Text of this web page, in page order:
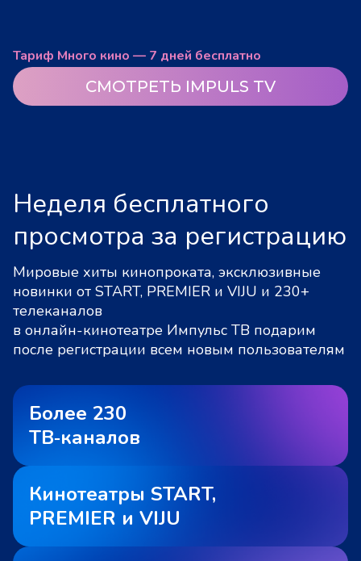
Тариф Много кино — 7 дней бесплатно
СМОТРЕТЬ IMPULS TV
Неделя бесплатного
просмотра за регистрацию
Мировые хиты кинопроката, эксклюзивные
новинки от START, PREMIER и VIJU и 230+
телеканалов
в онлайн-кинотеатре Импульс ТВ подарим
после регистрации всем новым пользователям
Более 230
ТВ‑каналов
Кинотеатры START,
PREMIER и VIJU